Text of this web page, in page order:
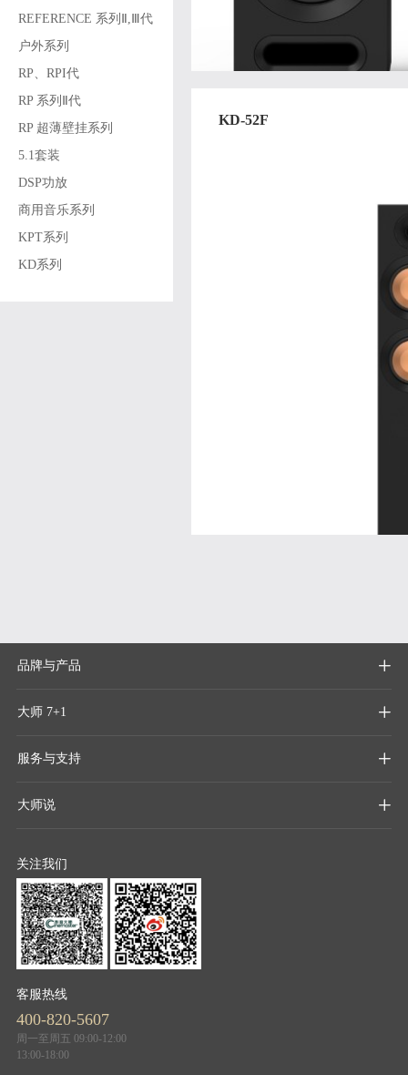
REFERENCE 系列Ⅱ,Ⅲ代
户外系列
RP、RPI代
RP 系列Ⅱ代
RP 超薄壁挂系列
5.1套装
DSP功放
商用音乐系列
KPT系列
KD系列
KD-52F
品牌与产品 
大师 7+1 
服务与支持 
大师说 
关注我们
客服热线
400-820-5607
周一至周五 09:00-12:00
13:00-18:00